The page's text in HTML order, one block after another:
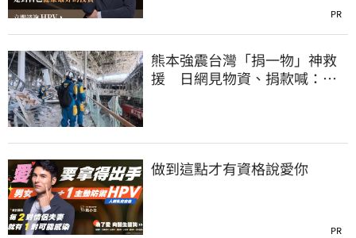
PR
熊本強震台灣「捐一物」神救
援 日網見物資、捐款喊：給
做到這點才有資格說愛你
PR